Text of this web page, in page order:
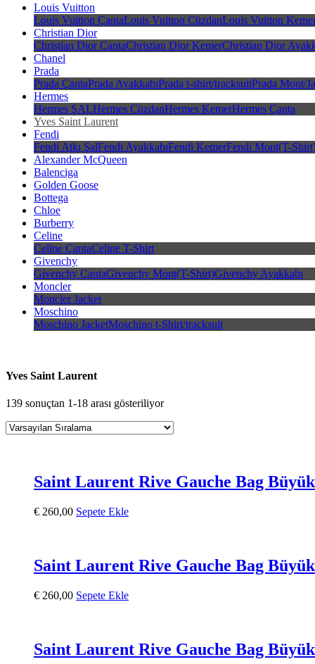
Louis Vuitton
Louis Vuitton ÇantaLouis Vuitton CüzdanLouis Vuitton
Christian Dior
Christian Dior ÇantaChristian Dior KemerChristian Dior
Chanel
Prada
Prada ÇantaPrada AyakkabıPrada t-shirt/tracksuitPrada Mont/
Hermes
Hermes ŞALHermes CüzdanHermes KemerHermes Çanta
Yves Saint Laurent
Fendi
Fendi Atkı ŞalFendi AyakkabıFendi KemerFendi Mont(T-
Alexander McQueen
Balenciga
Golden Goose
Bottega
Chloe
Burberry
Celine
Celine ÇantaCeline T-Shirt
Givenchy
Givenchy ÇantaGivenchy Mont(T-Shirt)Givenchy Ayakkabı
Moncler
Moncler Jacket
Moschino
Moschino JacketMoschino t-Shirt/tracksuit
Yves Saint Laurent
139 sonuçtan 1-18 arası gösteriliyor
Saint Laurent Rive Gauche Bag Büyük
€ 260,00 Sepete Ekle
Saint Laurent Rive Gauche Bag Büyük
€ 260,00 Sepete Ekle
Saint Laurent Rive Gauche Bag